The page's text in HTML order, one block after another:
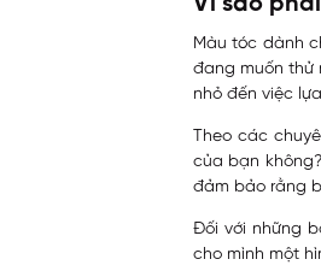
Màu tóc dành
đang muốn thử
nhỏ đến việc
Theo các
của bạn
đảm bảo rằng
Đối với những
cho mình một